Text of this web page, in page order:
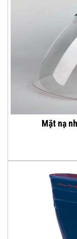
Mặt nạ